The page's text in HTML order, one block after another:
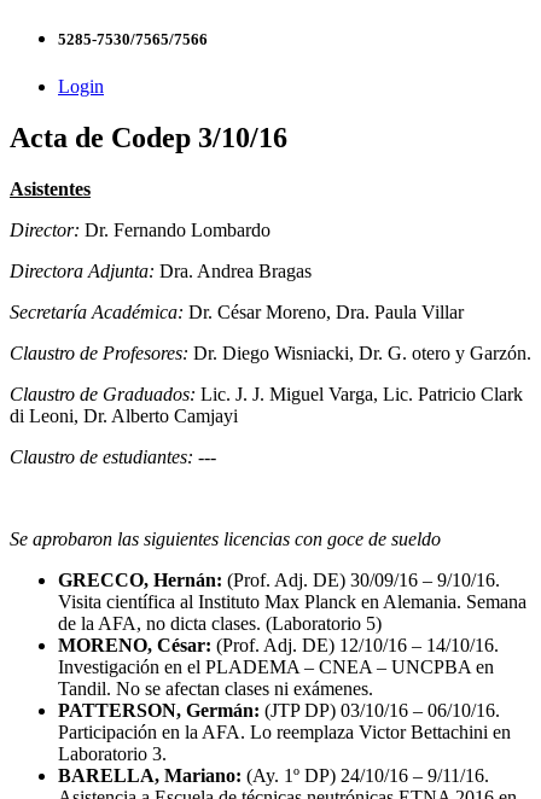
5285-7530/7565/7566
Login
Acta de Codep 3/10/16
Asistentes
Director: Dr. Fernando Lombardo
Directora Adjunta: Dra. Andrea Bragas
Secretaría Académica: Dr. César Moreno, Dra. Paula Villar
Claustro de Profesores: Dr. Diego Wisniacki, Dr. G. otero y Garzón.
Claustro de Graduados: Lic. J. J. Miguel Varga, Lic. Patricio Clark
di Leoni, Dr. Alberto Camjayi
Claustro de estudiantes: ---
Se aprobaron las siguientes licencias con goce de sueldo
GRECCO, Hernán: (Prof. Adj. DE) 30/09/16 – 9/10/16.
Visita científica al Instituto Max Planck en Alemania. Semana
de la AFA, no dicta clases. (Laboratorio 5)
MORENO, César: (Prof. Adj. DE) 12/10/16 – 14/10/16.
Investigación en el PLADEMA – CNEA – UNCPBA en
Tandil. No se afectan clases ni exámenes.
PATTERSON, Germán: (JTP DP) 03/10/16 – 06/10/16.
Participación en la AFA. Lo reemplaza Victor Bettachini en
Laboratorio 3.
BARELLA, Mariano: (Ay. 1º DP) 24/10/16 – 9/11/16.